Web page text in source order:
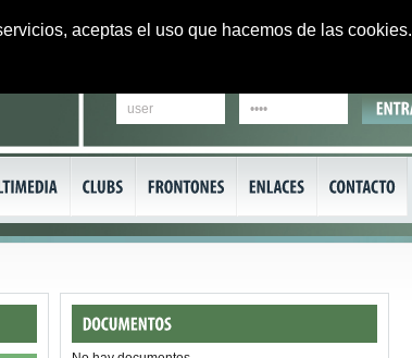
aceptas el uso que hacemos de las cookies.